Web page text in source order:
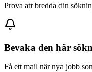
Prova att bredda din
Bevaka den här
Få ett mail när nya jobb